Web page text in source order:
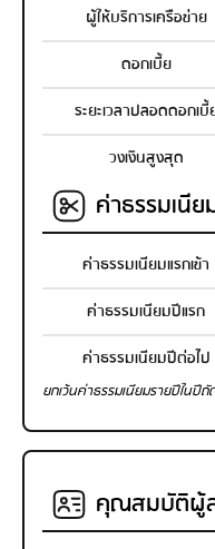
ผู้ให้บริการเครือข่าย
ดอกเบี้ย
ระยะเวลาปลอดดอกเบี้
วงเงินสูงสุด
ค่าธรรมเนีย
ค่าธรรมเนียมแรกเข้า
ค่าธรรมเนียมปีแรก
ค่าธรรมเนียมปีต่อไป
ยกเว้นค่าธรรมเนียมรายปีในปี
คุณสมบัติผู้